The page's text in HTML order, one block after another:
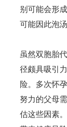
别可能会形
可能因此泡汤
虽然双胞胎
径颇具吸引
险。多次怀
努力的父母
估这些因素